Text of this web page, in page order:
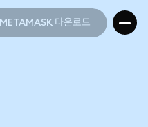
METAMASK 다운로드